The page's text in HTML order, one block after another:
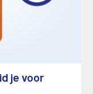
je voor